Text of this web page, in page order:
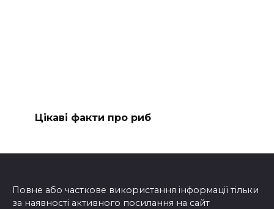
Цікаві факти про риб
Повне або часткове використання інформації тільки
за наявності активного посилання на сайт